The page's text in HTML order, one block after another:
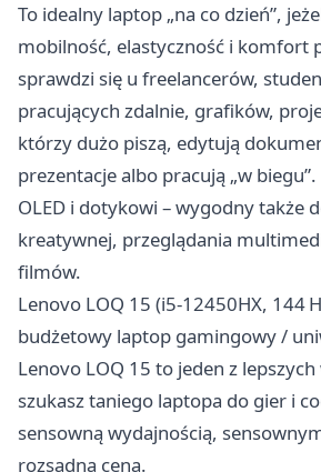
To idealny laptop „na co dzień”,
mobilność, elastyczność i komfort
sprawdzi się u freelancerów,
pracujących zdalnie, grafików,
którzy dużo piszą, edytują
prezentacje albo pracują „w
OLED i dotykowi – wygodny także
kreatywnej, przeglądania
filmów.
Lenovo LOQ 15 (i5‑12450HX, 144
budżetowy laptop gamingowy /
Lenovo LOQ 15 to jeden z
szukasz taniego laptopa do gier i
sensowną wydajnością,
rozsądną ceną.